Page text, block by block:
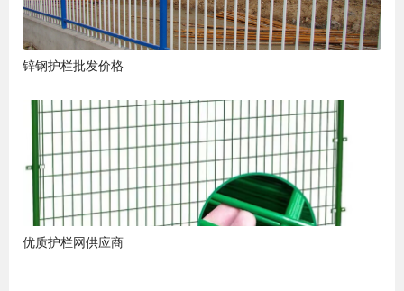
锌钢护栏批发价格
优质护栏网供应商